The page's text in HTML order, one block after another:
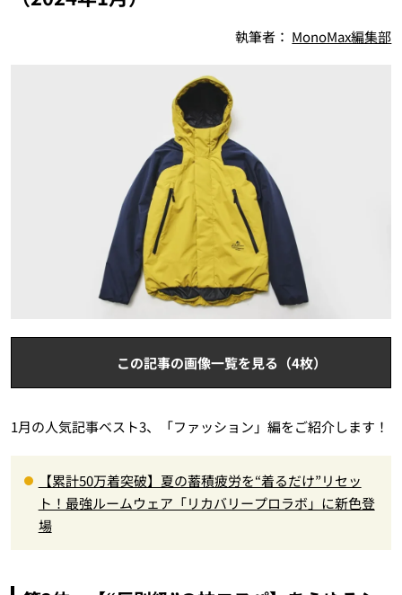
執筆者： MonoMax編集部
この記事の画像一覧を見る（4枚）
1月の人気記事ベスト3、「ファッション」編をご紹介します！
【累計50万着突破】夏の蓄積疲労を“着るだけ”リセッ
ト！最強ルームウェア「リカバリープロラボ」に新色登
場